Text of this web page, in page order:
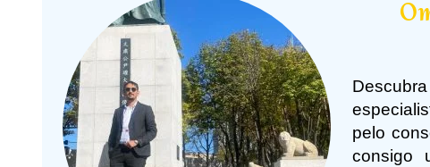
pelo
consigo